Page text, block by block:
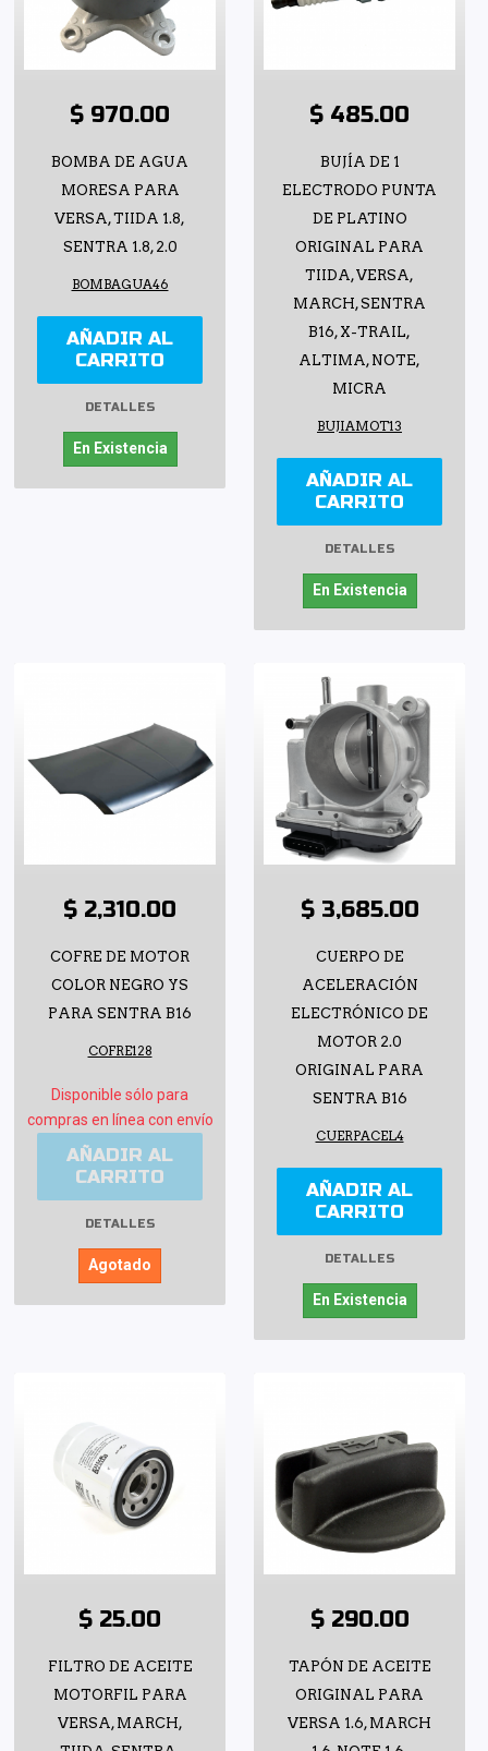
$ 970.00
BOMBA DE AGUA
MORESA PARA
VERSA, TIIDA 1.8,
SENTRA 1.8, 2.0
BOMBAGUA46
AÑADIR AL
CARRITO
DETALLES
En Existencia
$ 485.00
BUJÍA DE 1
ELECTRODO PUNTA
DE PLATINO
ORIGINAL PARA
TIIDA, VERSA,
MARCH, SENTRA
B16, X-TRAIL,
ALTIMA, NOTE,
MICRA
BUJIAMOT13
AÑADIR AL
CARRITO
DETALLES
En Existencia
$ 2,310.00
COFRE DE MOTOR
COLOR NEGRO YS
PARA SENTRA B16
COFRE128
Disponible sólo para
compras en línea con envío
AÑADIR AL
CARRITO
DETALLES
Agotado
$ 3,685.00
CUERPO DE
ACELERACIÓN
ELECTRÓNICO DE
MOTOR 2.0
ORIGINAL PARA
SENTRA B16
CUERPACEL4
AÑADIR AL
CARRITO
DETALLES
En Existencia
$ 25.00
FILTRO DE ACEITE
MOTORFIL PARA
VERSA, MARCH,
$ 290.00
TAPÓN DE ACEITE
ORIGINAL PARA
VERSA 1.6, MARCH